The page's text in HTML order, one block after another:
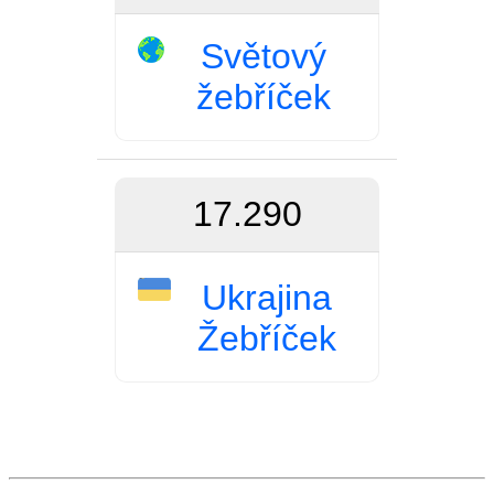
Světový
žebříček
17.290
Ukrajina
Žebříček